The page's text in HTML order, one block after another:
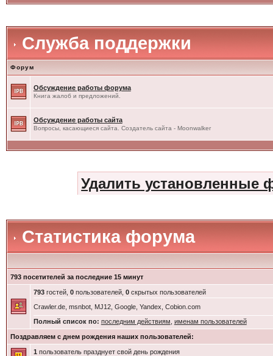
Служба поддержки
Форум
Обсуждение работы форума
Книга жалоб и предложений.
Обсуждение работы сайта
Вопросы, касающиеся сайта. Создатель сайта - Moonwalker
Удалить установленные
Статистика форума
793 посетителей за последние 15 минут
793гостей, 0пользователей, 0скрытых пользователей
Crawler.de, msnbot, MJ12, Google, Yandex, Cobion.com
Полный список по: последним действиям именам пользователей
Поздравляем с днем рождения наших пользователей:
1 пользователь празднует свой день рождения